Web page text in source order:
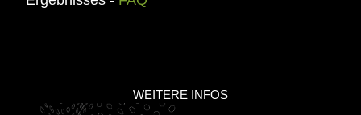
WEITERE INFOS